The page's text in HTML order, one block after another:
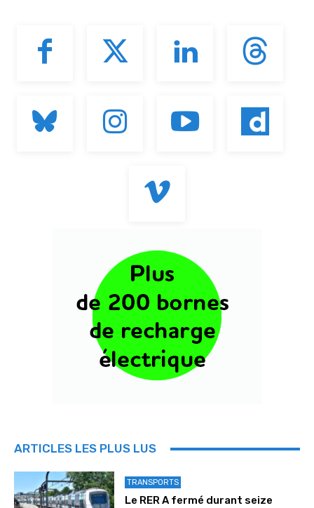
ARTICLES LES PLUS LUS
TRANSPORTS
Le RER A fermé durant seize